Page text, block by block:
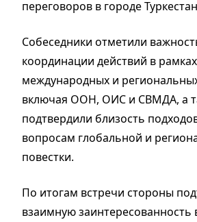
переговоров в городе
Собеседники отметили
координации действий в рамках
международных и
включая ООН, ОИС и СВМДА, а
подтвердили близость
вопросам глобальной и
повестки.
По итогам встречи стороны
взаимную